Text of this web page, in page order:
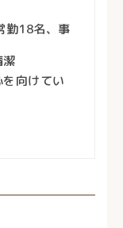
勤18名、事
潔
向けてい